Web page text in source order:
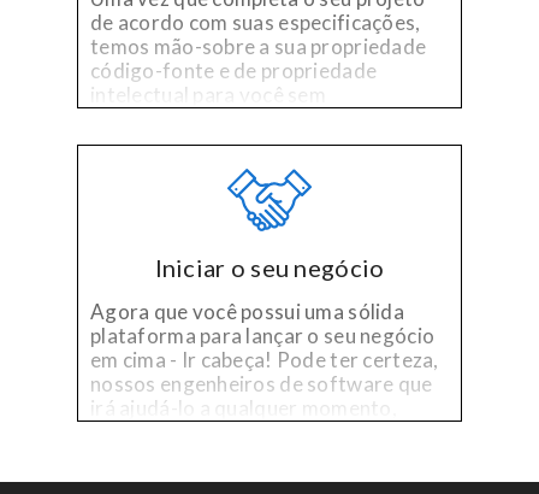
de acordo com suas especificações,
temos mão-sobre a sua propriedade
código-fonte e de propriedade
intelectual para você sem
aborrecimentos.
Iniciar o seu negócio
Agora que você possui uma sólida
plataforma para lançar o seu negócio
em cima - Ir cabeça! Pode ter certeza,
nossos engenheiros de software que
irá ajudá-lo a qualquer momento,
de melhorias!